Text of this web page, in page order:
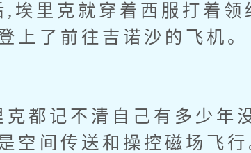
里克就穿着西服打着领
上了前往吉诺沙的飞机。
都记不清自己有多少年
空间传送和操控磁场飞行